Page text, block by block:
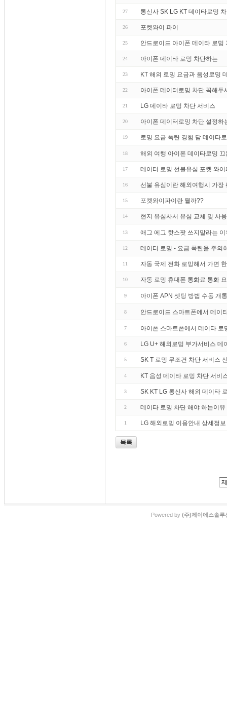
27 통신사 SK LG KT 데이타로밍
26 포켓와이 파이
25 안드로이드 아이폰 데이타 로밍
24 아이폰 데이타 로밍 차단하는
23 KT 해외 로밍 요금과 음성로밍
22 아이폰 데이터로밍 차단 꼭해두
21 LG 데이타 로밍 차단 서비스
20 아이폰 데이터로밍 차단 설정하
19 로밍 요금 폭탄 경험 담 데이타
18 해외 여행 아이폰 데이타로밍
17 데이터 로밍 선불유심 포켓 와
16 선불 유심이란 해외여행시 가장
15 포켓와이파이란 뭘까??
14 현지 유심사서 유심 교체 및 사
13 애그 에그 핫스팟 쓰지말라는 이
12 데이터 로밍 - 요금 폭탄을 주의
11 자동 국제 전화 로밍해서 가면
10 자동 로밍 휴대폰 통화료 통화
9 아이폰 APN 셋팅 방법 수동 개
8 안드로이드 스마트폰에서 데이
7 아이폰 스마트폰에서 데이타
6 LG U+ 해외로밍 부가서비스 데
5 SK T 로밍 무조건 차단 서비스
4 KT 음성 데이타 로밍 차단 서비
3 SK KT LG 통신사 해외 데이타
2 데이타 로밍 차단 해야 하는이
1 LG 해외로밍 이용안내 상세정
목록
Powered by (주)제이에스솔루